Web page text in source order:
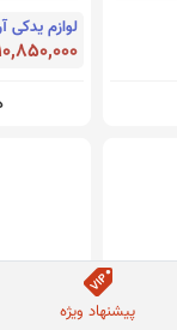
لوازم یدکی
10,850,000
در
پیشنهاد ویژه